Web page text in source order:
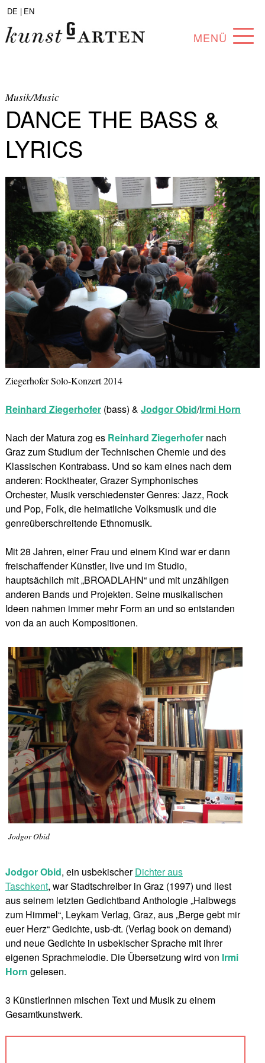
DE | EN
MENÜ
SAMMLUNG
KÜNSTLER*INNEN
PARTNER*INNEN
ANGEBOTE
Musik/Music
DANCE THE BASS &
LYRICS
Ziegerhofer Solo-Konzert 2014
Reinhard Ziegerhofer(bass) & Jodgor Obid/Irmi Horn
Nach der Matura zog es Reinhard Ziegerhofer nach
Graz zum Studium der Technischen Chemie und des
Klassischen Kontrabass. Und so kam eines nach dem
anderen: Rocktheater, Grazer Symphonisches
Orchester, Musik verschiedenster Genres: Jazz, Rock
und Pop, Folk, die heimatliche Volksmusik und die
genreüberschreitende Ethnomusik.
Mit 28 Jahren, einer Frau und einem Kind war er dann
freischaffender Künstler, live und im Studio,
hauptsächlich mit „BROADLAHN“ und mit unzähligen
anderen Bands und Projekten. Seine musikalischen
Ideen nahmen immer mehr Form an und so entstanden
von da an auch Kompositionen.
Jodgor Obid
Jodgor Obid, ein usbekischerDichter aus
Taschkent, war Stadtschreiber in Graz (1997) und liest
aus seinem letzten Gedichtband Anthologie „Halbwegs
zum Himmel“, Leykam Verlag, Graz, aus „Berge gebt mir
euer Herz“ Gedichte, usb-dt. (Verlag book on demand)
und neue Gedichte in usbekischer Sprache mit ihrer
eigenen Sprachmelodie. Die Übersetzung wird von Irmi
Horn gelesen.
3 KünstlerInnen mischen Text und Musik zu einem
Gesamtkunstwerk.